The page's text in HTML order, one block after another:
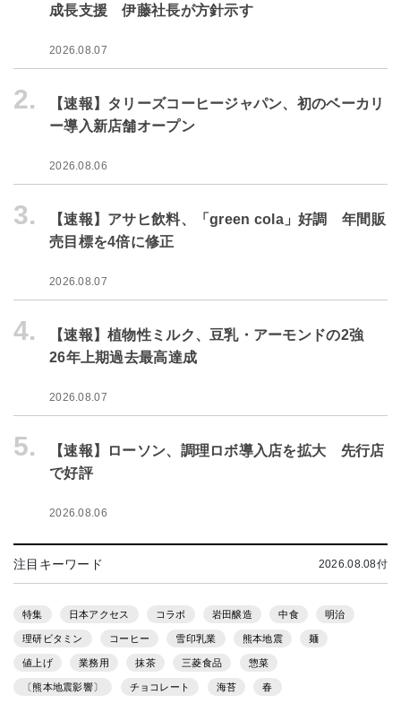
成長支援 伊藤社長が方針示す
2026.08.07
2.
【速報】タリーズコーヒージャパン、初のベーカリ
ー導入新店舗オープン
2026.08.06
3.
【速報】アサヒ飲料、「green cola」好調 年間販
売目標を4倍に修正
2026.08.07
4.
【速報】植物性ミルク、豆乳・アーモンドの2強
26年上期過去最高達成
2026.08.07
5.
【速報】ローソン、調理ロボ導入店を拡大 先行店
で好評
2026.08.06
注目キーワード 2026.08.08付
特集 日本アクセス コラボ 岩田醸造 中食 明治
理研ビタミン コーヒー 雪印乳業 熊本地震 麺
値上げ 業務用 抹茶 三菱食品 惣菜
〔熊本地震影響〕 チョコレート 海苔 春